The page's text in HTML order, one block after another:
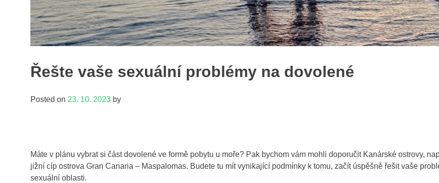
Řešte vaše sexuální problémy na dovolené
Posted on 23. 10. 2023 by
Máte v plánu vybrat si část dovolené ve formě pobytu u moře? Pak bychom vám mohli doporučit Kanárské ostrovy,
jižní cíp ostrova Gran Canaria – Maspalomas. Budete tu mít vynikající podmínky k tomu, začít úspěšně řešit vaše
sexuální oblasti.